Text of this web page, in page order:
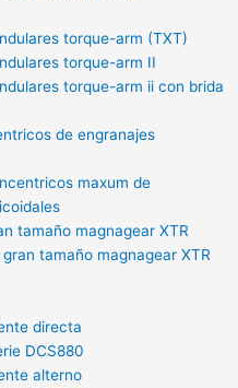
torque-arm (TXT)
torque-arm II
torque-arm ii con brida
de engranajes
maxum de
tamaño magnagear XTR
tamaño magnagear XTR
directa
DCS880
alterno